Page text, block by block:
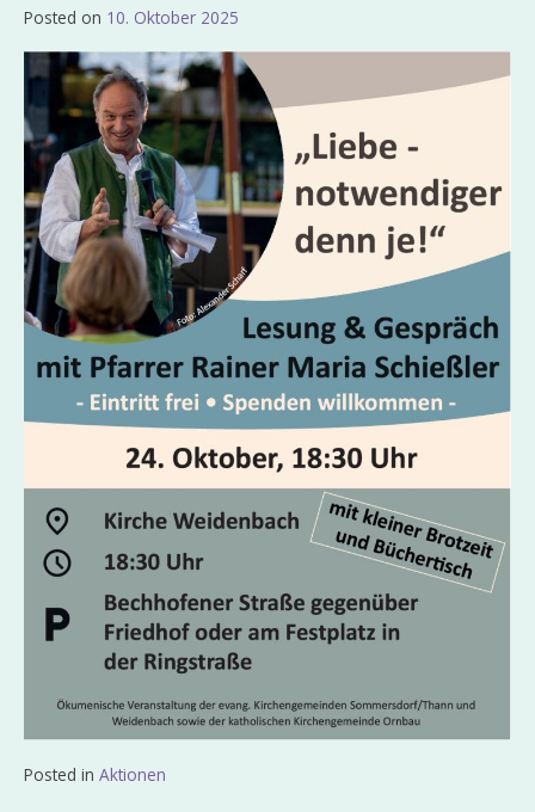
Posted on 10. Oktober 2025
Posted in Aktionen